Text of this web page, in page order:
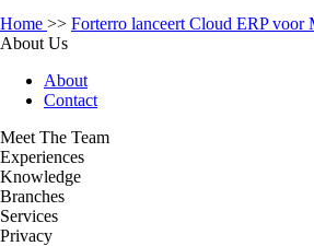
Home >> Forterro lanceert Cloud ERP voor
About Us
About
Contact
Meet The Team
Experiences
Knowledge
Branches
Services
Privacy